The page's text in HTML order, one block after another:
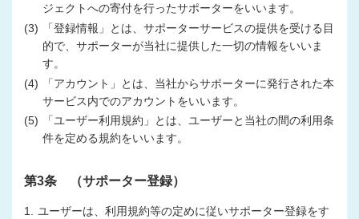
ジェクトへの寄付を行ったサポーターをいいます。
(3)
「登録情報」とは、サポーターサービスの提供を受ける目
的で、サポーターが当社に提供した一切の情報をいいま
す。
(4)
「アカウント」とは、当社からサポーターに発行された本
サービス内でのアカウントをいいます。
(5)
「ユーザー利用規約」とは、ユーザーと当社の間の利用条
件を定める規約をいいます。
第3条 （サポーター登録）
1. ユーザーは、利用規約等の定めに従いサポーター登録をす